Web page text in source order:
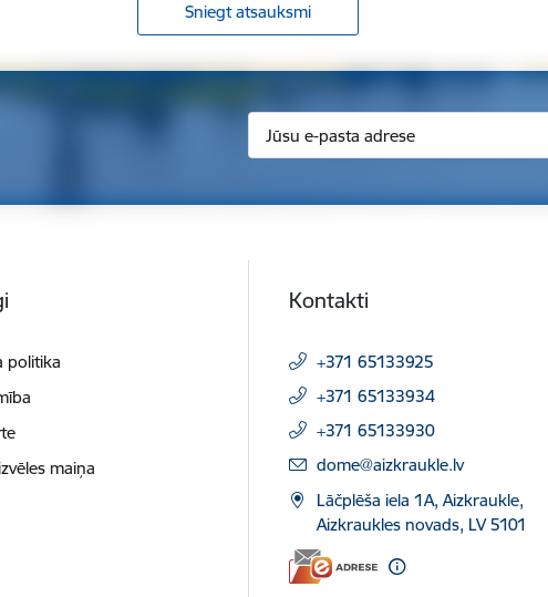
Sniegt atsauksmi
politika
maiņa
Kontakti
+371 65133925
+371 65133934
+371 65133930
E-pasts:
dome@aizkraukle.lv
Lāčplēša iela 1A, Aizkraukle,
Aizkraukles novads, LV 5101